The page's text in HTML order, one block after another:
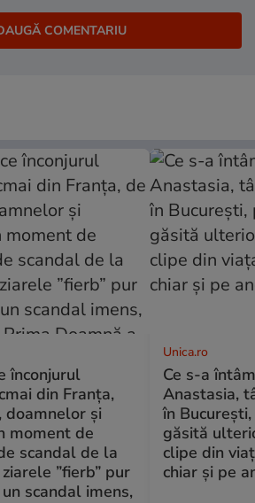
înconjurul
din Franța,
doamnelor și
moment de
scandal de la
”fierb” pur
scandal imens,
Unica.ro
Ce s-a
Anastasia,
în
găsită
clipe din
chiar și pe